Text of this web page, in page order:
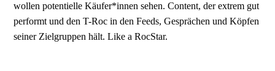
wollen potentielle Käufer*innen sehen. Content, der extrem gut
performt und den T-Roc in den Feeds, Gesprächen und Köpfen
seiner Zielgruppen hält. Like a RocStar.